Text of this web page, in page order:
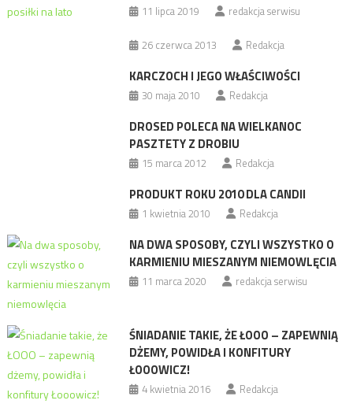
11 lipca 2019 redakcja serwisu
26 czerwca 2013 Redakcja
KARCZOCH I JEGO WŁAŚCIWOŚCI
30 maja 2010 Redakcja
DROSED POLECA NA WIELKANOC
PASZTETY Z DROBIU
15 marca 2012 Redakcja
PRODUKT ROKU 2010 DLA CANDII
1 kwietnia 2010 Redakcja
NA DWA SPOSOBY, CZYLI WSZYSTKO O
KARMIENIU MIESZANYM NIEMOWLĘCIA
11 marca 2020 redakcja serwisu
ŚNIADANIE TAKIE, ŻE ŁOOO – ZAPEWNIĄ
DŻEMY, POWIDŁA I KONFITURY
ŁOOOWICZ!
4 kwietnia 2016 Redakcja